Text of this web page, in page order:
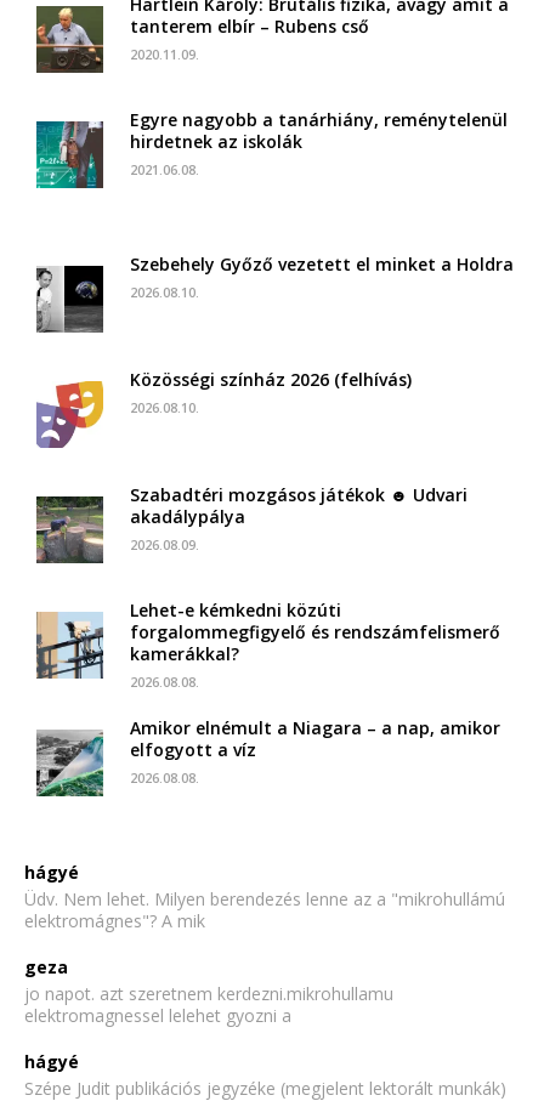
tanterem elbír – Rubens cső
2020.11.09.
Egyre nagyobb a tanárhiány, reménytelenül
hirdetnek az iskolák
2021.06.08.
Szebehely Győző vezetett el minket a Holdra
2026.08.10.
Közösségi színház 2026 (felhívás)
2026.08.10.
Szabadtéri mozgásos játékok ☻ Udvari
akadálypálya
2026.08.09.
Lehet-e kémkedni közúti
forgalommegfigyelő és rendszámfelismerő
kamerákkal?
2026.08.08.
Amikor elnémult a Niagara – a nap, amikor
elfogyott a víz
2026.08.08.
hágyé
Üdv. Nem lehet. Milyen berendezés lenne az a "mikrohullámú
elektromágnes"? A mik
geza
jo napot. azt szeretnem kerdezni.mikrohullamu
elektromagnessel lelehet gyozni a
hágyé
Szépe Judit publikációs jegyzéke (megjelent lektorált munkák)